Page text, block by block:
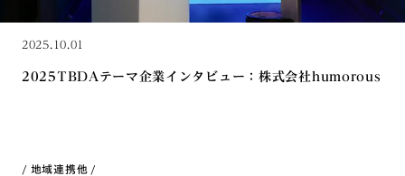
2025.10.01
2025TBDAテーマ企業インタビュー：株式会社humorous
地域連携他